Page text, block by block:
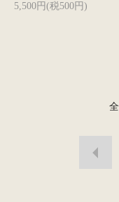
5,500円(税500円)
全